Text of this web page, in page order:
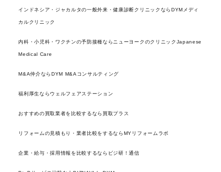
インドネシア・ジャカルタの一般外来・健康診断クリニックならDYMメディ
カルクリニック
内科・小児科・ワクチンの予防接種ならニューヨークのクリニックJapanese
Medical Care
M&A仲介ならDYM M&Aコンサルティング
福利厚生ならウェルフェアステーション
おすすめの買取業者を比較するなら買取プラス
リフォームの見積もり・業者比較をするならMYリフォームラボ
企業・給与・採用情報を比較するならビジ研！通信